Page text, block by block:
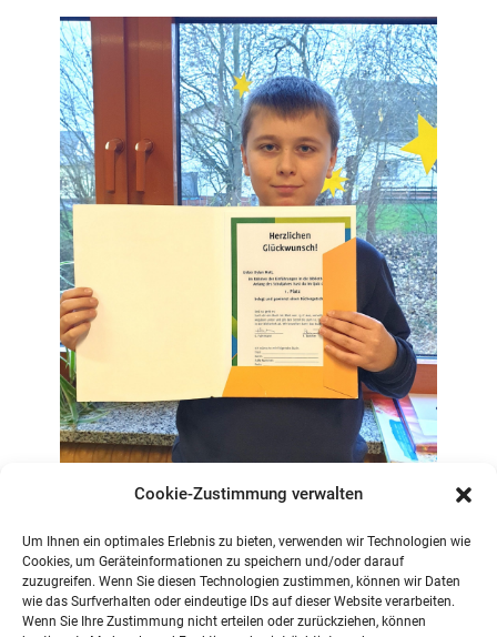
Cookie-Zustimmung verwalten
Um Ihnen ein optimales Erlebnis zu bieten, verwenden wir Technologien wie
Cookies, um Geräteinformationen zu speichern und/oder darauf
zuzugreifen. Wenn Sie diesen Technologien zustimmen, können wir Daten
wie das Surfverhalten oder eindeutige IDs auf dieser Website verarbeiten.
Wenn Sie Ihre Zustimmung nicht erteilen oder zurückziehen, können
HERZLICHEN GLÜCKWUNSCH DEM GEWINNER
DES BÜCHERQUIZ – TINA BÖHMER UND
KRISTIN FUHRMANN (LEITERINNEN DER